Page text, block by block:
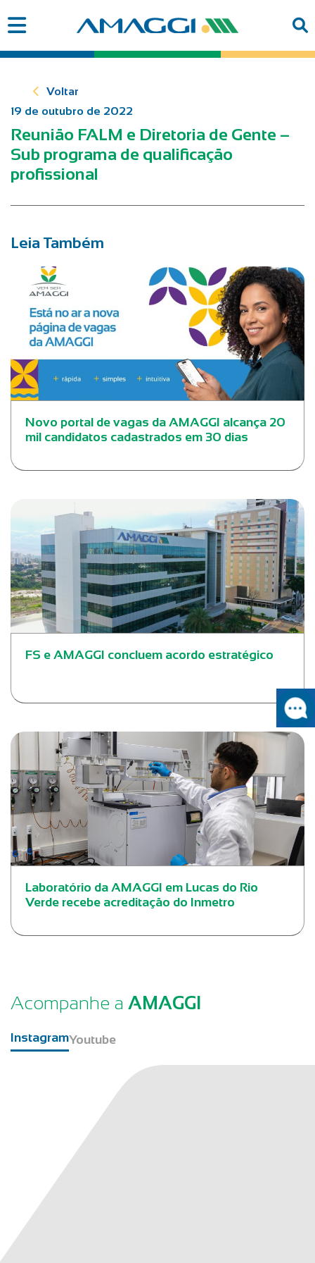
Voltar
19 de outubro de 2022
Reunião FALM e Diretoria de Gente –
Sub programa de qualificação
profissional
Leia Também
Novo portal de vagas da AMAGGI alcança 20
mil candidatos cadastrados em 30 dias
FS e AMAGGI concluem acordo estratégico
Laboratório da AMAGGI em Lucas do Rio
Verde recebe acreditação do Inmetro
Acompanhe a AMAGGI
InstagramYoutube